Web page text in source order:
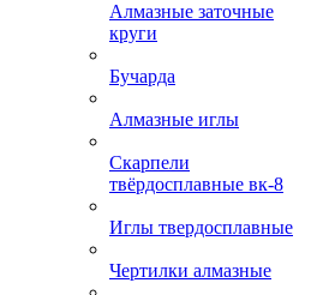
Алмазные заточные
круги
Бучарда
Алмазные иглы
Скарпели
твёрдосплавные вк-8
Иглы твердосплавные
Чертилки алмазные